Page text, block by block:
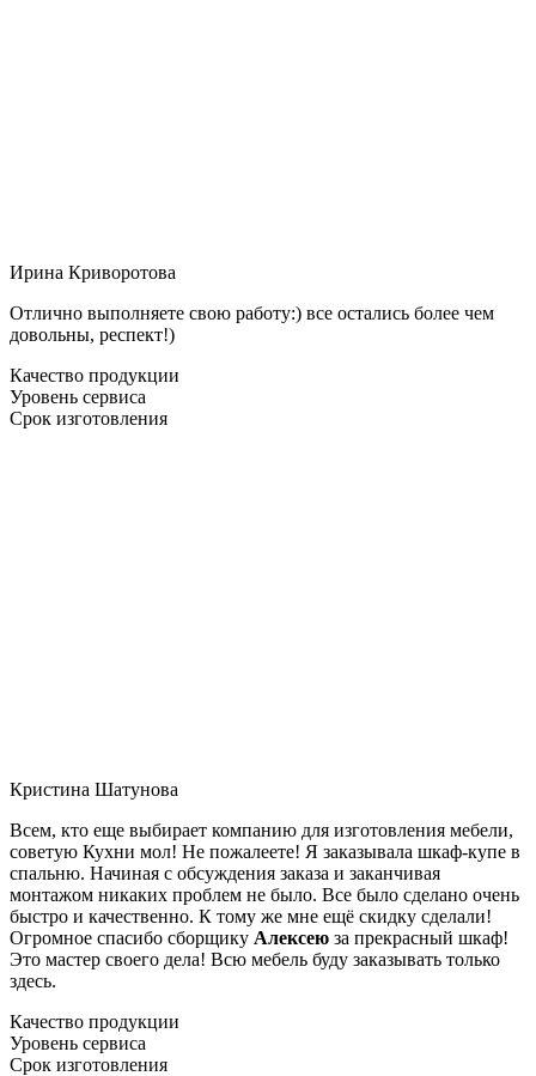
Ирина Криворотова
Отлично выполняете свою работу:) все остались более чем
довольны, респект!)
Качество продукции
Уровень сервиса
Срок изготовления
Кристина Шатунова
Всем, кто еще выбирает компанию для изготовления мебели,
советую Кухни мол! Не пожалеете! Я заказывала шкаф-купе в
спальню. Начиная с обсуждения заказа и заканчивая
монтажом никаких проблем не было. Все было сделано очень
быстро и качественно. К тому же мне ещё скидку сделали!
Огромное спасибо сборщику Алексею за прекрасный шкаф!
Это мастер своего дела! Всю мебель буду заказывать только
здесь.
Качество продукции
Уровень сервиса
Срок изготовления